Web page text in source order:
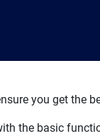
you get the
the basic